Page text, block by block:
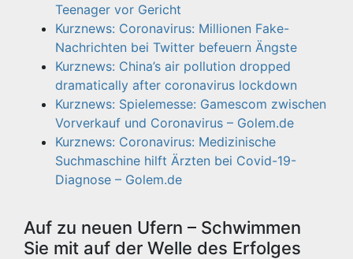
Teenager vor Gericht
Kurznews: Coronavirus: Millionen Fake-
Nachrichten bei Twitter befeuern Ängste
Kurznews: China’s air pollution dropped
dramatically after coronavirus lockdown
Kurznews: Spielemesse: Gamescom zwischen
Vorverkauf und Coronavirus – Golem.de
Kurznews: Coronavirus: Medizinische
Suchmaschine hilft Ärzten bei Covid-19-
Diagnose – Golem.de
Auf zu neuen Ufern – Schwimmen
Sie mit auf der Welle des Erfolges